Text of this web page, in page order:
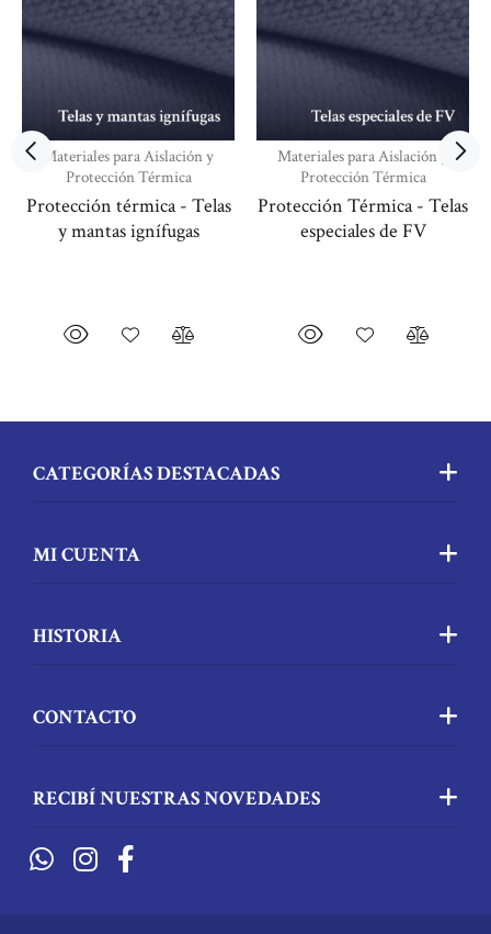
Materiales para Aislación y
Protección Térmica
Protección térmica - Telas
y mantas ignífugas
Materiales para Aislación y
Protección Térmica
Protección Térmica - Telas
especiales de FV
RECIBÍ NUESTRAS NOVEDADES
CATEGORÍAS DESTACADAS
MI CUENTA
HISTORIA
CONTACTO